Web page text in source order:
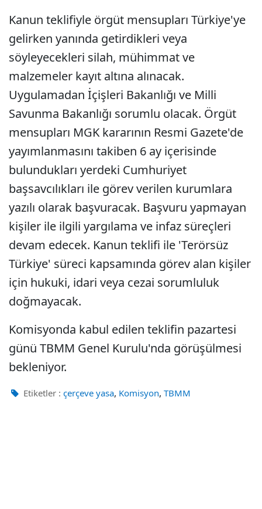
Kanun teklifiyle örgüt mensupları Türkiye'ye
gelirken yanında getirdikleri veya
söyleyecekleri silah, mühimmat ve
malzemeler kayıt altına alınacak.
Uygulamadan İçişleri Bakanlığı ve Milli
Savunma Bakanlığı sorumlu olacak. Örgüt
mensupları MGK kararının Resmi Gazete'de
yayımlanmasını takiben 6 ay içerisinde
bulundukları yerdeki Cumhuriyet
başsavcılıkları ile görev verilen kurumlara
yazılı olarak başvuracak. Başvuru yapmayan
kişiler ile ilgili yargılama ve infaz süreçleri
devam edecek. Kanun teklifi ile 'Terörsüz
Türkiye' süreci kapsamında görev alan kişiler
için hukuki, idari veya cezai sorumluluk
doğmayacak.
Komisyonda kabul edilen teklifin pazartesi
günü TBMM Genel Kurulu'nda görüşülmesi
bekleniyor.
Etiketler : çerçeve yasa, Komisyon, TBMM